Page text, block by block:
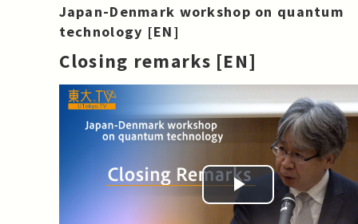
Japan-Denmark workshop on quantum
technology [EN]
Closing remarks [EN]
Play